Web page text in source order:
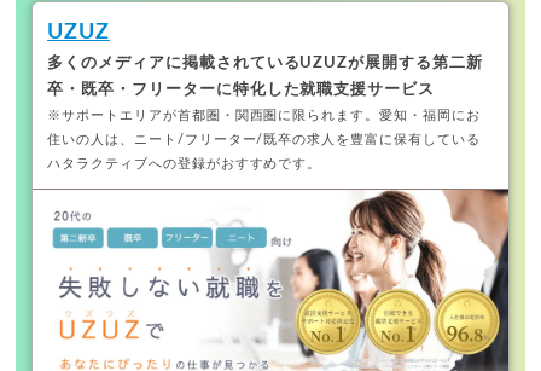
UZUZ
多くのメディアに掲載されているUZUZが展開する第二新
卒・既卒・フリーターに特化した就職支援サービス
※サポートエリアが首都圏・関西圏に限られます。愛知・福岡にお
住いの人は、ニート/フリーター/既卒の求人を豊富に保有している
ハタラクティブへの登録がおすすめです。